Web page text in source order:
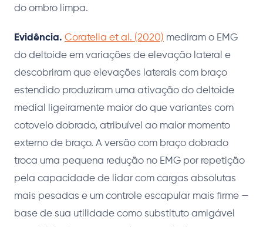
do ombro limpa.
Evidência. Coratella et al. (2020) mediram o EMG
do deltoide em variações de elevação lateral e
descobriram que elevações laterais com braço
estendido produziram uma ativação do deltoide
medial ligeiramente maior do que variantes com
cotovelo dobrado, atribuível ao maior momento
externo de braço. A versão com braço dobrado
troca uma pequena redução no EMG por repetição
pela capacidade de lidar com cargas absolutas
mais pesadas e um controle escapular mais firme —
base de sua utilidade como substituto amigável